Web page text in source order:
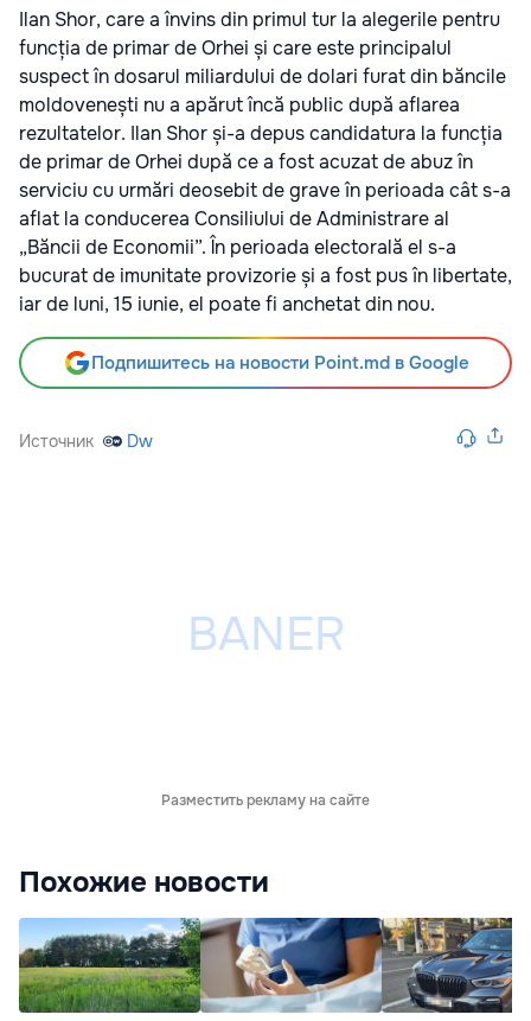
Ilan Shor, care a învins din primul tur la alegerile pentru
funcția de primar de Orhei și care este principalul
suspect în dosarul miliardului de dolari furat din băncile
moldovenești nu a apărut încă public după aflarea
rezultatelor. Ilan Shor și-a depus candidatura la funcția
de primar de Orhei după ce a fost acuzat de abuz în
serviciu cu urmări deosebit de grave în perioada cât s-a
aflat la conducerea Consiliului de Administrare al
„Băncii de Economii”. În perioada electorală el s-a
bucurat de imunitate provizorie și a fost pus în libertate,
iar de luni, 15 iunie, el poate fi anchetat din nou.
Подпишитесь на новости Point.md в Google
Источник Dw
Разместить рекламу на сайте
Похожие новости